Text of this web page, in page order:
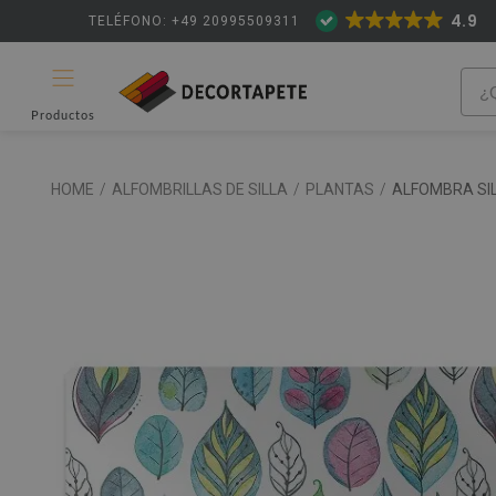
TELÉFONO: +49 20995509311 4.9
Productos
HOME / ALFOMBRILLAS DE SILLA / PLANTAS / ALFOMBRA